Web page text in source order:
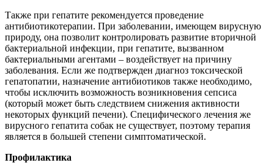
Также при гепатите рекомендуется проведение
антибиотикотерапии. При заболевании, имеющем вирусную
природу, она позволит контролировать развитие вторичной
бактериальной инфекции, при гепатите, вызванном
бактериальными агентами – воздействует на причину
заболевания. Если же подтвержден диагноз токсической
гепатопатии, назначение антибиотиков также необходимо,
чтобы исключить возможность возникновения сепсиса
(который может быть следствием снижения активности
некоторых функций печени). Специфического лечения же
вирусного гепатита собак не существует, поэтому терапия
является в большей степени симптоматической.
Профилактика